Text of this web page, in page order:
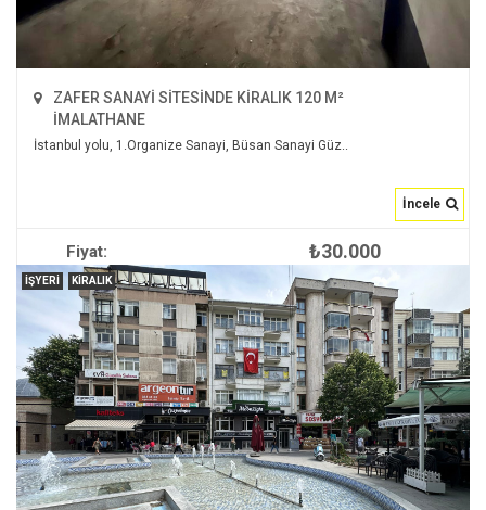
ZAFER SANAYİ SİTESİNDE KİRALIK 120 M²
İMALATHANE
İstanbul yolu, 1.Organize Sanayi, Büsan Sanayi Güz..
İncele
Fiyat: ₺30.000
120 m2 1 null
İŞYERI KIRALIK